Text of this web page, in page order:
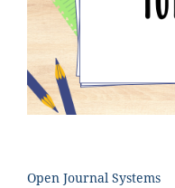
Open Journal Systems